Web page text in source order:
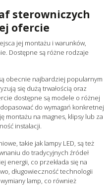
sterowniczych
ofercie
jej montażu i warunków,
Dostępne są różne rodzaje
obecnie najbardziej popularnym
się dużą trwałością oraz
dostępne są modele o różnej
do wymagań konkretnej
montażu na magnes, klipsy lub za
instalacji.
takie jak lampy LED, są też
do tradycyjnych źródeł
energii, co przekłada się na
długowieczność technologii
lamp, co również